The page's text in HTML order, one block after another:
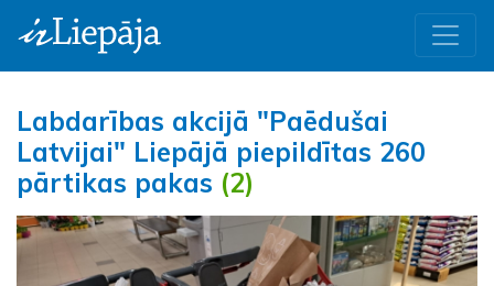
Labdarības akcijā "Paēdušai
Latvijai" Liepājā piepildītas 260
pārtikas pakas (2)